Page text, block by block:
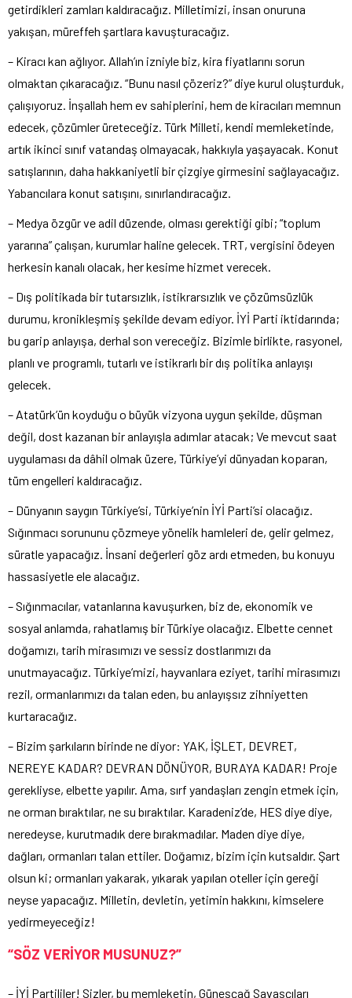
getirdikleri zamları kaldıracağız. Milletimizi, insan onuruna
yakışan, müreffeh şartlara kavuşturacağız.
– Kiracı kan ağlıyor. Allah’ın izniyle biz, kira fiyatlarını sorun
olmaktan çıkaracağız. “Bunu nasıl çözeriz?” diye kurul oluşturduk,
çalışıyoruz. İnşallah hem ev sahiplerini, hem de kiracıları memnun
edecek, çözümler üreteceğiz. Türk Milleti, kendi memleketinde,
artık ikinci sınıf vatandaş olmayacak, hakkıyla yaşayacak. Konut
satışlarının, daha hakkaniyetli bir çizgiye girmesini sağlayacağız.
Yabancılara konut satışını, sınırlandıracağız.
– Medya özgür ve adil düzende, olması gerektiği gibi; “toplum
yararına” çalışan, kurumlar haline gelecek. TRT, vergisini ödeyen
herkesin kanalı olacak, her kesime hizmet verecek.
– Dış politikada bir tutarsızlık, istikrarsızlık ve çözümsüzlük
durumu, kronikleşmiş şekilde devam ediyor. İYİ Parti iktidarında;
bu garip anlayışa, derhal son vereceğiz. Bizimle birlikte, rasyonel,
planlı ve programlı, tutarlı ve istikrarlı bir dış politika anlayışı
gelecek.
– Atatürk’ün koyduğu o büyük vizyona uygun şekilde, düşman
değil, dost kazanan bir anlayışla adımlar atacak; Ve mevcut saat
uygulaması da dâhil olmak üzere, Türkiye’yi dünyadan koparan,
tüm engelleri kaldıracağız.
– Dünyanın saygın Türkiye’si, Türkiye’nin İYİ Parti’si olacağız.
Sığınmacı sorununu çözmeye yönelik hamleleri de, gelir gelmez,
süratle yapacağız. İnsani değerleri göz ardı etmeden, bu konuyu
hassasiyetle ele alacağız.
– Sığınmacılar, vatanlarına kavuşurken, biz de, ekonomik ve
sosyal anlamda, rahatlamış bir Türkiye olacağız. Elbette cennet
doğamızı, tarih mirasımızı ve sessiz dostlarımızı da
unutmayacağız. Türkiye’mizi, hayvanlara eziyet, tarihi mirasımızı
rezil, ormanlarımızı da talan eden, bu anlayışsız zihniyetten
kurtaracağız.
– Bizim şarkıların birinde ne diyor: YAK, İŞLET, DEVRET,
NEREYE KADAR? DEVRAN DÖNÜYOR, BURAYA KADAR! Proje
gerekliyse, elbette yapılır. Ama, sırf yandaşları zengin etmek için,
ne orman bıraktılar, ne su bıraktılar. Karadeniz’de, HES diye diye,
neredeyse, kurutmadık dere bırakmadılar. Maden diye diye,
dağları, ormanları talan ettiler. Doğamız, bizim için kutsaldır. Şart
olsun ki; ormanları yakarak, yıkarak yapılan oteller için gereği
neyse yapacağız. Milletin, devletin, yetimin hakkını, kimselere
yedirmeyeceğiz!
“SÖZ VERİYOR MUSUNUZ?”
– İYİ Partililer! Sizler, bu memleketin, Güneşçağ Savaşçıları